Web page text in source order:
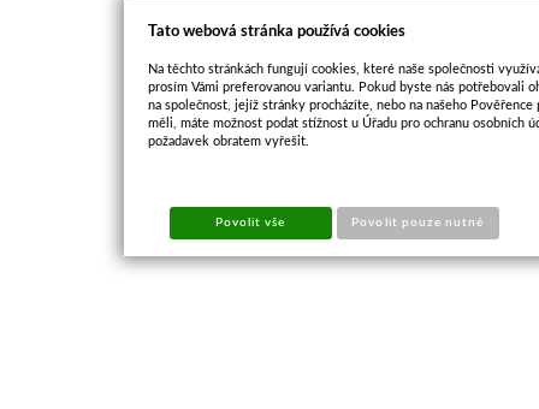
Tato webová stránka používá cookies
Na těchto stránkách fungují cookies, které naše společnosti
prosím Vámi preferovanou variantu. Pokud byste nás potřebovali
na společnost, jejíž stránky procházíte, nebo na našeho
měli, máte možnost podat stížnost u Úřadu pro ochranu osobních
požadavek obratem vyřešit.
Povolit vše Povolit pouze nutné